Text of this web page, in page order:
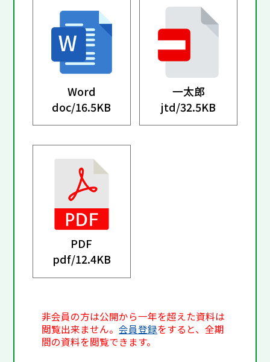
Word
doc/16.5KB
一太郎
jtd/32.5KB
PDF
pdf/12.4KB
非会員の方は公開から一年を超えた資料は
閲覧出来ません。会員登録をすると、全期
間の資料を閲覧できます。